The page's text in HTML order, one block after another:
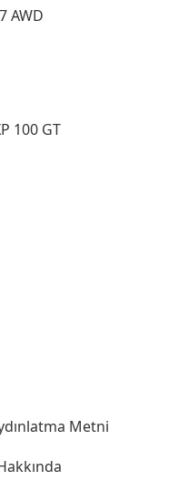
AWD
100 GT
Metni